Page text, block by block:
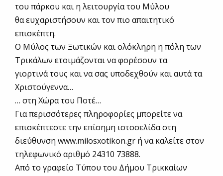
του πάρκου και η λειτουργία του Μύλου
θα ευχαριστήσουν και τον πιο απαιτητικό
επισκέπτη.
Ο Μύλος των Ξωτικών και ολόκληρη η πόλη των
Τρικάλων ετοιμάζονται να φορέσουν τα
γιορτινά τους και να σας υποδεχθούν και αυτά τα
Χριστούγεννα…
… στη Χώρα του Ποτέ…
Για περισσότερες πληροφορίες μπορείτε να
επισκέπτεστε την επίσημη ιστοσελίδα στη
διεύθυνση www.milosxotikon.gr ή να καλείτε στον
τηλεφωνικό αριθμό 24310 73888.
Από το γραφείο Τύπου του Δήμου Τρικκαίων